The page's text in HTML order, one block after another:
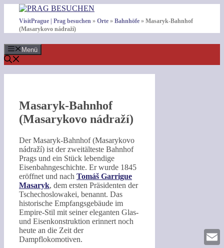
Inhalt
springen
VisitPrague | Prag besuchen » Orte » Bahnhöfe » Masaryk-Bahnhof
(Masarykovo nádraží)
Menü
Masaryk-Bahnhof
(Masarykovo nádraží)
Der Masaryk-Bahnhof (Masarykovo
nádraží) ist der zweitälteste Bahnhof
Prags und ein Stück lebendige
Eisenbahngeschichte. Er wurde 1845
eröffnet und nach Tomáš Garrigue
Masaryk, dem ersten Präsidenten der
Tschechoslowakei, benannt. Das
historische Empfangsgebäude im
Empire-Stil mit seiner eleganten Glas-
und Eisenkonstruktion erinnert noch
heute an die Zeit der
Dampflokomotiven.